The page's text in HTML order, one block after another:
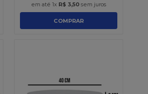
em até 1x R$ 3,50 sem juros
COMPRAR